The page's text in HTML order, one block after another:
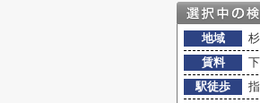
地域
賃料
駅徒歩